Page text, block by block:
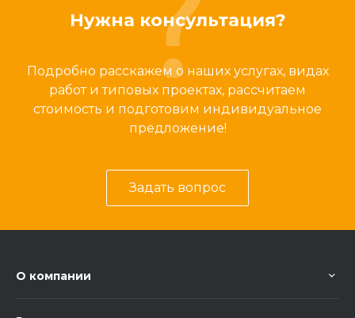
Нужна консультация?
Подробно расскажем о наших услугах, видах
работ и типовых проектах, рассчитаем
стоимость и подготовим индивидуальное
предложение!
Задать вопрос
О компании